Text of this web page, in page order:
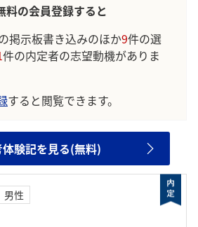
料の会員登録すると
掲示板書き込みのほか9件の選
件の内定者の志望動機がありま
すると閲覧できます。
験記を見る(無料)
男性